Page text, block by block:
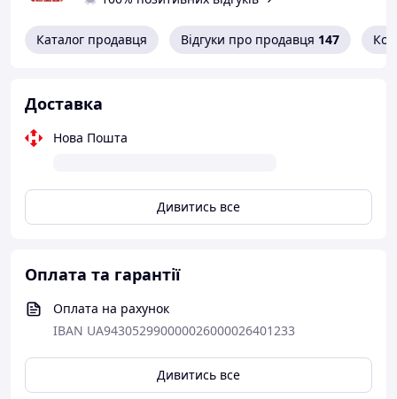
Каталог продавця Відгуки про продавця 147
Доставка
Нова Пошта
Дивитись все
Оплата та гарантії
Оплата на рахунок
IBAN UA943052990000026000026401233
Дивитись все